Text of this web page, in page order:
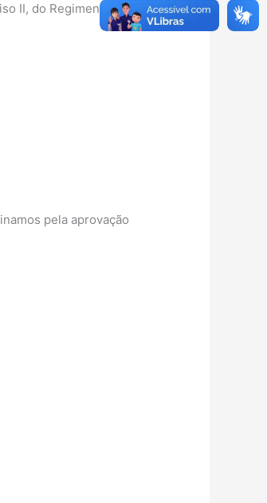
II, do Regimento
pela aprovação